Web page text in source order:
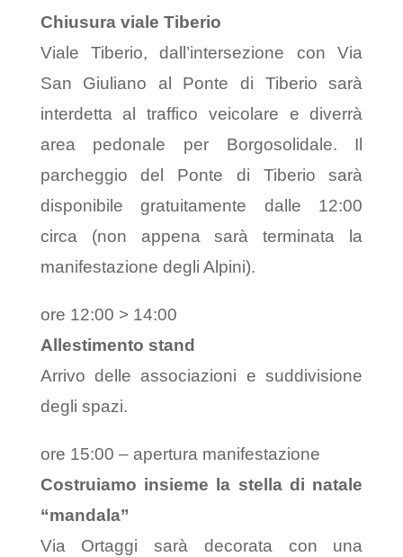
Chiusura viale Tiberio
Viale Tiberio, dall’intersezione con Via
San Giuliano al Ponte di Tiberio sarà
interdetta al traffico veicolare e diverrà
area pedonale per Borgosolidale. Il
parcheggio del Ponte di Tiberio sarà
disponibile gratuitamente dalle 12:00
circa (non appena sarà terminata la
manifestazione degli Alpini).
ore 12:00 > 14:00
Allestimento stand
Arrivo delle associazioni e suddivisione
degli spazi.
ore 15:00 – apertura manifestazione
Costruiamo insieme la stella di natale
“mandala”
Via Ortaggi sarà decorata con una